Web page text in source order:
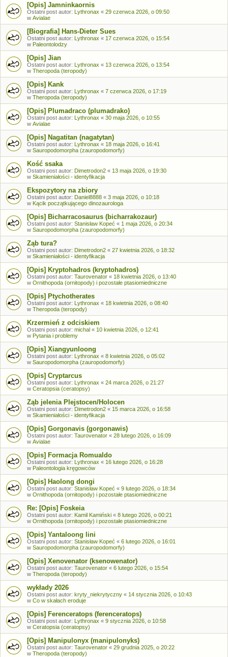
[Opis] Jamninkaornis
Ostatni post autor: Lythronax « 29 czerwca 2026, o 09:50
w Avialae
[Biografia] Hans-Dieter Sues
Ostatni post autor: Lythronax « 17 czerwca 2026, o 15:54
w Paleontolodzy
[Opis] Jian
Ostatni post autor: Lythronax « 13 czerwca 2026, o 13:54
w Theropoda (teropody)
[Opis] Kank
Ostatni post autor: Lythronax « 7 czerwca 2026, o 17:19
w Theropoda (teropody)
[Opis] Plumadraco (plumadrako)
Ostatni post autor: Lythronax « 30 maja 2026, o 10:55
w Avialae
[Opis] Nagatitan (nagatytan)
Ostatni post autor: Lythronax « 18 maja 2026, o 16:41
w Sauropodomorpha (zauropodomorfy)
Kość ssaka
Ostatni post autor: Dimetrodon2 « 13 maja 2026, o 19:30
w Skamieniałości - identyfikacja
Ekspozytory na zbiory
Ostatni post autor: Daniel8888 « 3 maja 2026, o 10:18
w Kącik początkującego dinozaurologa
[Opis] Bicharracosaurus (bicharrakozaur)
Ostatni post autor: Stanisław Kopeć « 1 maja 2026, o 20:34
w Sauropodomorpha (zauropodomorfy)
Ząb tura?
Ostatni post autor: Dimetrodon2 « 27 kwietnia 2026, o 18:32
w Skamieniałości - identyfikacja
[Opis] Kryptohadros (kryptohadros)
Ostatni post autor: Taurovenator « 18 kwietnia 2026, o 13:40
w Ornithopoda (ornitopody) i pozostałe ptasiomiedniczne
[Opis] Ptychotherates
Ostatni post autor: Lythronax « 18 kwietnia 2026, o 08:40
w Theropoda (teropody)
Krzermień z odciskiem
Ostatni post autor: michal « 10 kwietnia 2026, o 12:41
w Pytania i problemy
[Opis] Xiangyunloong
Ostatni post autor: Lythronax « 8 kwietnia 2026, o 05:02
w Sauropodomorpha (zauropodomorfy)
[Opis] Cryptarcus
Ostatni post autor: Lythronax « 24 marca 2026, o 21:27
w Ceratopsia (ceratopsy)
Ząb jelenia Plejstocen/Holocen
Ostatni post autor: Dimetrodon2 « 15 marca 2026, o 16:58
w Skamieniałości - identyfikacja
[Opis] Gorgonavis (gorgonawis)
Ostatni post autor: Taurovenator « 28 lutego 2026, o 16:09
w Avialae
[Opis] Formacja Romualdo
Ostatni post autor: Lythronax « 16 lutego 2026, o 16:28
w Paleontologia kręgowców
[Opis] Haolong dongi
Ostatni post autor: Stanisław Kopeć « 9 lutego 2026, o 18:34
w Ornithopoda (ornitopody) i pozostałe ptasiomiedniczne
Re: [Opis] Foskeia
Ostatni post autor: Kamil Kamiński « 8 lutego 2026, o 00:21
w Ornithopoda (ornitopody) i pozostałe ptasiomiedniczne
[Opis] Yantaloong lini
Ostatni post autor: Stanisław Kopeć « 6 lutego 2026, o 16:01
w Sauropodomorpha (zauropodomorfy)
[Opis] Xenovenator (ksenowenator)
Ostatni post autor: Taurovenator « 6 lutego 2026, o 15:54
w Theropoda (teropody)
wykłady 2026
Ostatni post autor: kryty_niekrytyczny « 14 stycznia 2026, o 10:43
w Co w skałach eroduje
[Opis] Ferenceratops (ferenceratops)
Ostatni post autor: Lythronax « 9 stycznia 2026, o 10:58
w Ceratopsia (ceratopsy)
[Opis] Manipulonyx (manipulonyks)
Ostatni post autor: Taurovenator « 29 grudnia 2025, o 20:22
w Theropoda (teropody)